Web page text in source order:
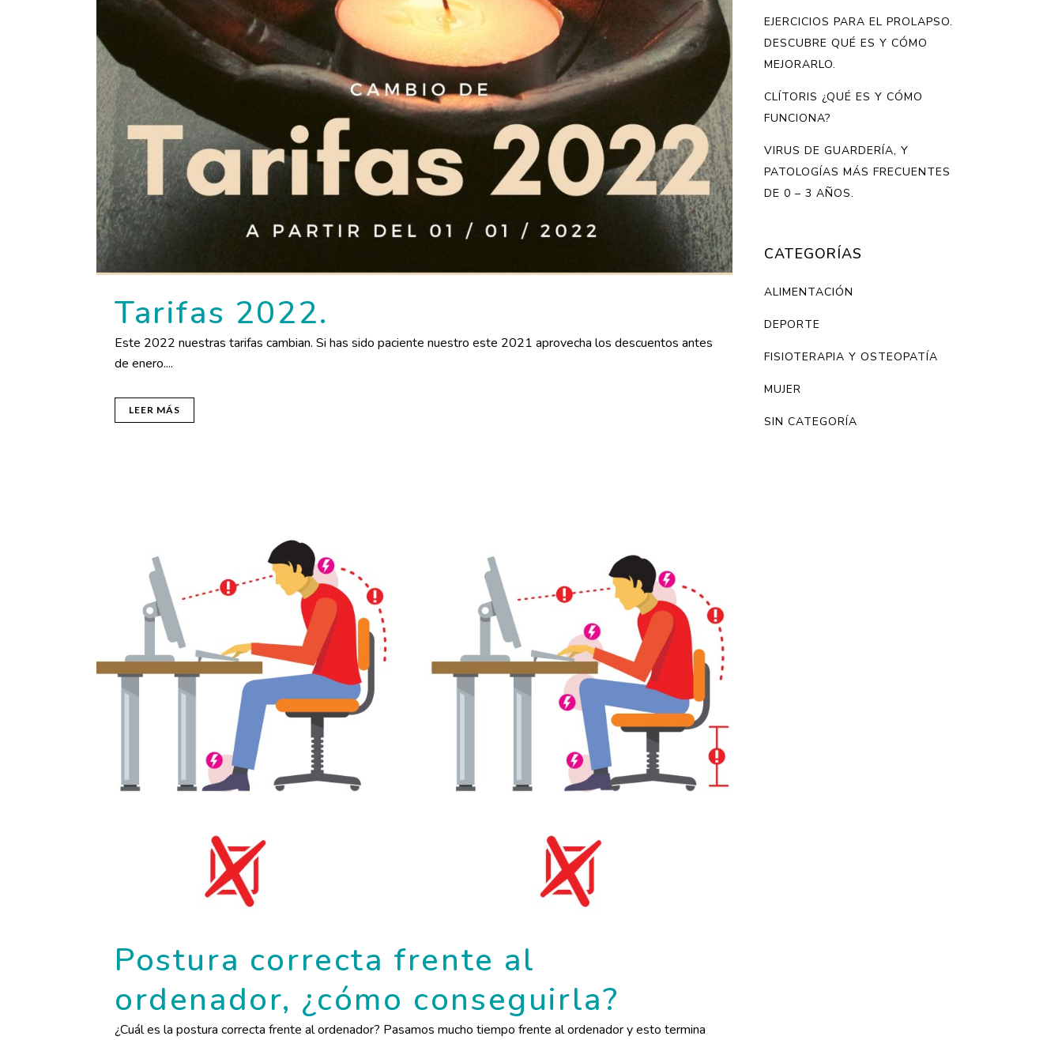
Tarifas 2022.
Este 2022 nuestras tarifas cambian. Si has sido paciente nuestro este 2021 aprovecha los descuentos antes
de enero....
LEER MÁS
Postura correcta frente al
ordenador, ¿cómo conseguirla?
¿Cuál es la postura correcta frente al ordenador? Pasamos mucho tiempo frente al ordenador y esto termina
EJERCICIOS PARA EL PROLAPSO.
DESCUBRE QUÉ ES Y CÓMO
MEJORARLO.
CLÍTORIS ¿QUÉ ES Y CÓMO
FUNCIONA?
VIRUS DE GUARDERÍA, Y
PATOLOGÍAS MÁS FRECUENTES
DE 0 – 3 AÑOS.
CATEGORÍAS
ALIMENTACIÓN
DEPORTE
FISIOTERAPIA Y OSTEOPATÍA
MUJER
SIN CATEGORÍA